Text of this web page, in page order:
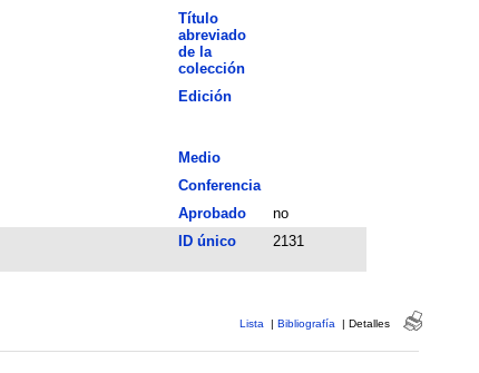
Título
abreviado
de la
colección
Edición
Medio
Conferencia
Aprobado
no
ID único 2131
Lista | Bibliografía | Detalles